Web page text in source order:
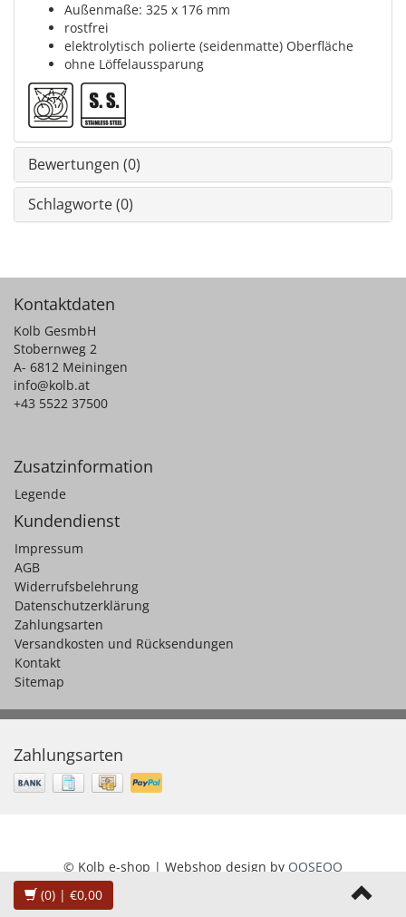
Außenmaße: 325 x 176 mm
rostfrei
elektrolytisch polierte (seidenmatte) Oberfläche
ohne Löffelaussparung
Bewertungen (0)
Schlagworte (0)
Kontaktdaten
Kolb GesmbH
Stobernweg 2
A- 6812 Meiningen
info@kolb.at
+43 5522 37500
Zusatzinformation
Legende
Kundendienst
Impressum
AGB
Widerrufsbelehrung
Datenschutzerklärung
Zahlungsarten
Versandkosten und Rücksendungen
Kontakt
Sitemap
Zahlungsarten
© Kolb e-shop | Webshop design by OOSEOO
(0) | €0,00